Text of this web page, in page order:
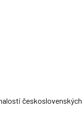
československých